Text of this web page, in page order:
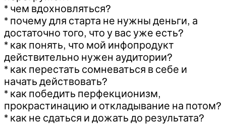
* чем вдохновляться?
* почему для старта не нужны деньги, а
достаточно того, что у вас уже есть?
* как понять, что мой инфопродукт
действительно нужен аудитории?
* как перестать сомневаться в себе и
начать действовать?
* как победить перфекционизм,
прокрастинацию и откладывание на потом?
* как не сдаться и дожать до результата?